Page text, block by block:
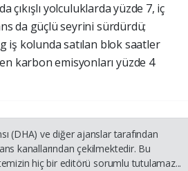
çıkışlı yolculuklarda yüzde 7, iç
da güçlü seyrini sürdürdü;
iş kolunda satılan blok saatler
karbon emisyonları yüzde 4
(DHA) ve diğer ajanslar tarafından
kanallarından çekilmektedir. Bu
hiç bir editörü sorumlu tutulamaz...